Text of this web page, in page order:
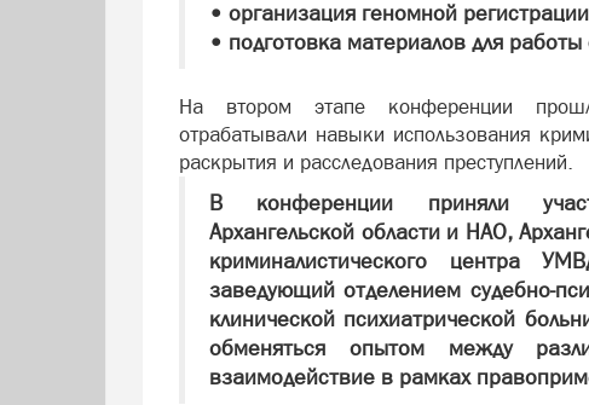
• организация геномной
• подготовка материалов для
На втором этапе конференции
отрабатывали навыки использования
раскрытия и расследования преступлений.
В конференции приняли
Архангельской области и НАО,
криминалистического центра
заведующий отделением судебно-
клинической психиатрической
обменяться опытом между
взаимодействие в рамках